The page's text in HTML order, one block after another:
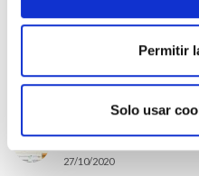
Permitir
Solo usar
SOSTENIBILIDAD Y
DE PAÍS»
ACLARACIONES PARA
27/10/2020